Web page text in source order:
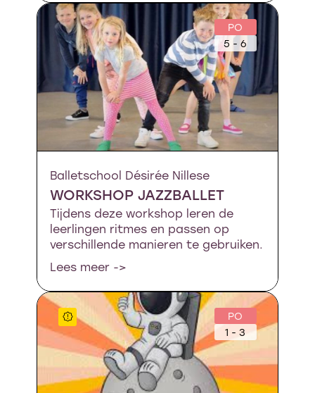
PO
5 - 6
Balletschool Désirée Nillese
WORKSHOP JAZZBALLET
Tijdens deze workshop leren de
leerlingen ritmes en passen op
verschillende manieren te gebruiken.
Lees meer ->
PO
1 - 3